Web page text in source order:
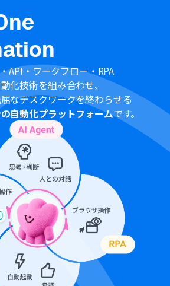
もとに、後続のオペレーションを分岐
を任意で設定できます
のオペレーションでは、固定値や
得した情報を変数として利用し、ダウ
ァイルを指定できます
ーションでは、固定値や前のステップ
変数として利用し、ファイルをアップ
や更新するプロパティを任意で設定可能
、NotionのそれぞれとYoomを連
Office365）には、家庭向けプランと一
（Microsoft365 Business）があり、一
に加入していない場合には認証に失敗
ます。
ファイルの作成日時と最終更新日時が
合があり、正しく分岐しない可能性があ
さい。
10分、15分、30分、60分の間隔で起動
す。
短の起動間隔が異なりますので、ご注意
API・ワークフロー・RPA
化技術を組み合わせ、
なデスクワークを終わらせる
自動化プラットフォームです。